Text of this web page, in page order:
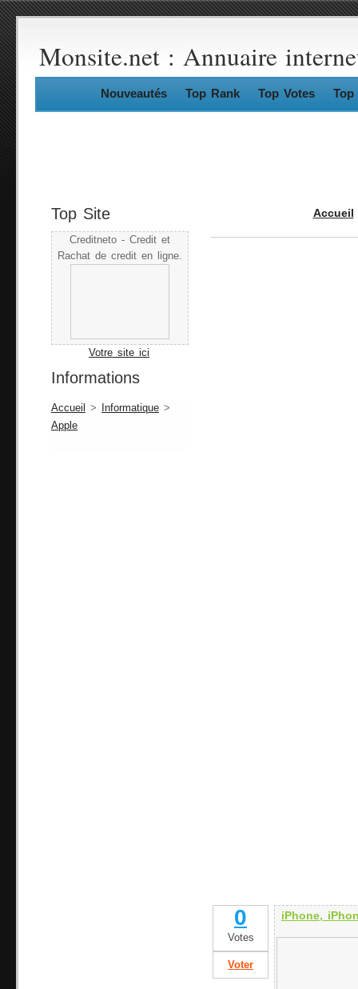
Monsite.net : Annuaire
Nouveautés Top Rank Top Votes Top
Top Site
Creditneto - Credit et
Rachat de credit en ligne.
Votre site ici
Informations
Accueil > Informatique >
Apple
Accueil
0
Votes
Voter
iPhone,